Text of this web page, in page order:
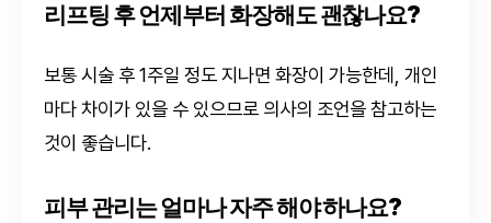
리프팅 후 언제부터 화장해도 괜찮나요?
보통 시술 후 1주일 정도 지나면 화장이 가능한데, 개인
마다 차이가 있을 수 있으므로 의사의 조언을 참고하는
것이 좋습니다.
피부 관리는 얼마나 자주 해야 하나요?